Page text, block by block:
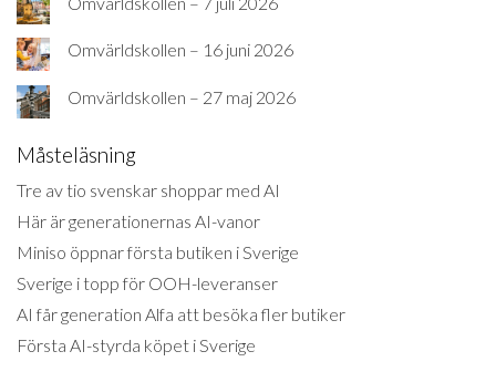
Omvärldskollen – 16 juni 2026
Omvärldskollen – 27 maj 2026
Måsteläsning
Tre av tio svenskar shoppar med AI
Här är generationernas AI-vanor
Miniso öppnar första butiken i Sverige
Sverige i topp för OOH-leveranser
AI får generation Alfa att besöka fler butiker
Första AI-styrda köpet i Sverige